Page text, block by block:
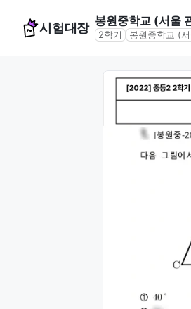
시험대장 봉원중학교 (서울
2학기 봉원중학교 (